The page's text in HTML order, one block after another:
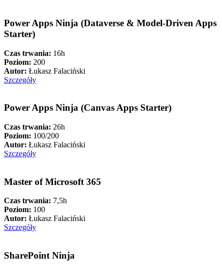
Power Apps Ninja (Dataverse & Model-Driven Apps
Starter)
Czas trwania: 16h
Poziom: 200
Autor: Łukasz Falaciński
Szczegóły
Power Apps Ninja (Canvas Apps Starter)
Czas trwania: 26h
Poziom: 100/200
Autor: Łukasz Falaciński
Szczegóły
Master of Microsoft 365
Czas trwania: 7,5h
Poziom: 100
Autor: Łukasz Falaciński
Szczegóły
SharePoint Ninja